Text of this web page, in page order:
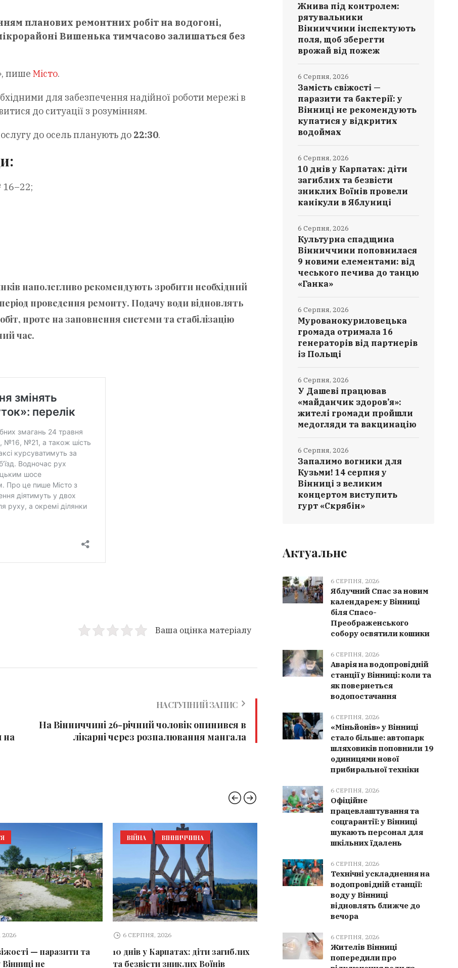
планових ремонтних робіт на водогоні,
Вишенька тимчасово залишаться без
пише Місто.
для забезпечення надійної роботи мережі в
до ситуації з розумінням.
до осель планують до 22:30.
наполегливо рекомендують зробити необхідний
проведення ремонту. Подачу води відновлять
проте на заповнення системи та стабілізацію
час.
Ваша оцінка матеріалу
на
НАСТУПНИЙ ЗАПИС
На Вінниччині 26-річний чоловік опинився в
лікарні через розпалювання мангала
— паразити та
Вінниці не
ВІЙНА ВІННИЧЧИНА
6 СЕРПНЯ, 2026
10 днів у Карпатах: діти загиблих
та безвісти зниклих Воїнів
6 СЕРПНЯ, 2026
Культурна спадщина Вінниччини
поповнилася 9 новими
Жнива під контролем:
рятувальники
Вінниччини інспектують
поля, щоб зберегти
врожай від пожеж
Замість свіжості —
паразити та бактерії: у
Вінниці не рекомендують
купатися у відкритих
водоймах
6 Серпня, 2026
10 днів у Карпатах: діти
загиблих та безвісти
зниклих Воїнів провели
канікули в Яблуниці
6 Серпня, 2026
Культурна спадщина
Вінниччини поповнилася
9 новими елементами: від
чеського печива до танцю
«Ганка»
6 Серпня, 2026
Мурованокуриловецька
громада отримала 16
генераторів від партнерів
із Польщі
6 Серпня, 2026
У Дашеві працював
«майданчик здоров’я»:
жителі громади пройшли
медогляди та вакцинацію
6 Серпня, 2026
Запалимо вогники для
Кузьми! 14 серпня у
Вінниці з великим
концертом виступить
гурт «Скрябін»
6 Серпня, 2026
Актуальне
6 СЕРПНЯ, 2026
Яблучний Спас за новим
календарем: у Вінниці
біля Спасо-
Преображенського
собору освятили кошики
6 СЕРПНЯ, 2026
Аварія на водопровідній
станції у Вінниці: коли та
як повернеться
водопостачання
6 СЕРПНЯ, 2026
«Міньйонів» у Вінниці
стало більше: автопарк
шляховиків поповнили 19
одиницями нової
прибиральної техніки
6 СЕРПНЯ, 2026
Офіційне
працевлаштування та
соцгарантії: у Вінниці
шукають персонал для
шкільних їдалень
6 СЕРПНЯ, 2026
Технічні ускладнення на
водопровідній станції:
воду у Вінниці
відновлять ближче до
вечора
6 СЕРПНЯ, 2026
Жителів Вінниці
попередили про